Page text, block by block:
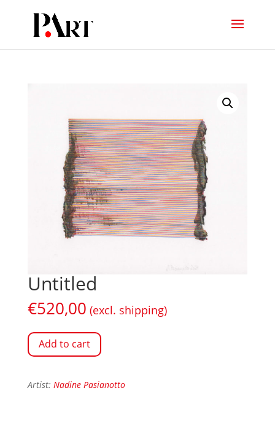
Untitled
€520,00 (excl. shipping)
Add to cart
Artist: Nadine Pasianotto